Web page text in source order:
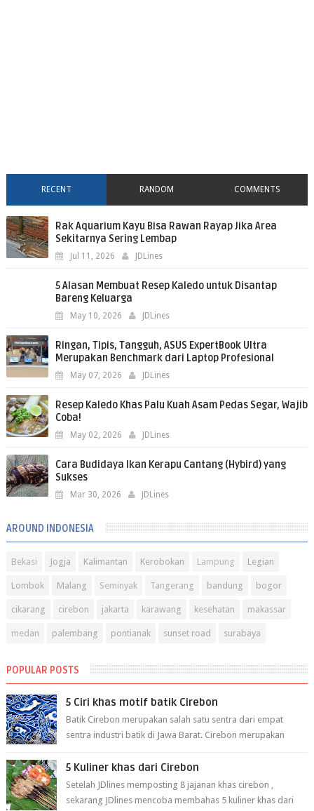
RECENT RANDOM COMMENTS
Rak Aquarium Kayu Bisa Rawan Rayap Jika Area
Sekitarnya Sering Lembap
Jul 11, 2026 JDLines
5 Alasan Membuat Resep Kaledo untuk Disantap
Bareng Keluarga
May 10, 2026 JDLines
Ringan, Tipis, Tangguh, ASUS ExpertBook Ultra
Merupakan Benchmark dari Laptop Profesional
May 07, 2026 JDLines
Resep Kaledo Khas Palu Kuah Asam Pedas Segar, Wajib
Coba!
May 02, 2026 JDLines
Cara Budidaya Ikan Kerapu Cantang (Hybird) yang
Sukses
Mar 30, 2026 JDLines
AROUND INDONESIA
Bekasi Jogja Kalimantan Kerobokan Lampung Legian
Lombok Malang Seminyak Tangerang bandung bogor
cikarang cirebon jakarta karawang kesehatan makassar
medan palembang pontianak sunset road surabaya
POPULAR POSTS
5 Ciri khas motif batik Cirebon
Batik Cirebon merupakan salah satu sentra dari empat
sentra industri batik di Jawa Barat. Cirebon merupakan
5 Kuliner khas dari Cirebon
Setelah JDlines memposting 8 jajanan khas cirebon ,
sekarang JDlines mencoba membahas 5 kuliner khas dari